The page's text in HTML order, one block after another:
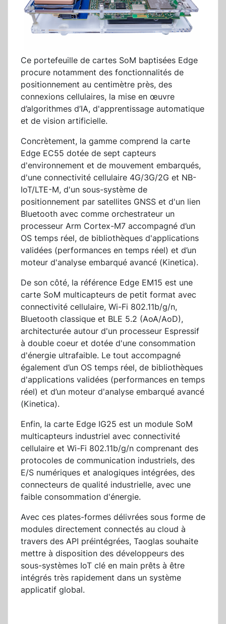
Ce portefeuille de cartes SoM baptisées Edge
procure notamment des fonctionnalités de
positionnement au centimètre près, des
connexions cellulaires, la mise en œuvre
d’algorithmes d’IA, d'apprentissage automatique
et de vision artificielle.
Concrètement, la gamme comprend la carte
Edge EC55 dotée de sept capteurs
d'environnement et de mouvement embarqués,
d'une connectivité cellulaire 4G/3G/2G et NB-
IoT/LTE-M, d'un sous-système de
positionnement par satellites GNSS et d'un lien
Bluetooth avec comme orchestrateur un
processeur Arm Cortex-M7 accompagné d’un
OS temps réel, de bibliothèques d'applications
validées (performances en temps réel) et d’un
moteur d'analyse embarqué avancé (Kinetica).
De son côté, la référence Edge EM15 est une
carte SoM multicapteurs de petit format avec
connectivité cellulaire, Wi-Fi 802.11b/g/n,
Bluetooth classique et BLE 5.2 (AoA/AoD),
architecturée autour d'un processeur Espressif
à double coeur et dotée d'une consommation
d'énergie ultrafaible. Le tout accompagné
également d’un OS temps réel, de bibliothèques
d'applications validées (performances en temps
réel) et d’un moteur d'analyse embarqué avancé
(Kinetica).
Enfin, la carte Edge IG25 est un module SoM
multicapteurs industriel avec connectivité
cellulaire et Wi-Fi 802.11b/g/n comprenant des
protocoles de communication industriels, des
E/S numériques et analogiques intégrées, des
connecteurs de qualité industrielle, avec une
faible consommation d'énergie.
Avec ces plates-formes délivrées sous forme de
modules directement connectés au cloud à
travers des API préintégrées, Taoglas souhaite
mettre à disposition des développeurs des
sous-systèmes IoT clé en main prêts à être
intégrés très rapidement dans un système
applicatif global.